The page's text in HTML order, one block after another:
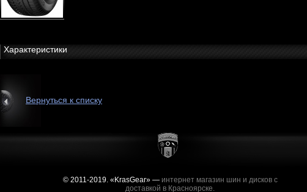
Характеристики
Вернуться к списку
© 2011-2019. «KrasGear» — интернет магазин шин и дисков с
доставкой в Красноярске.